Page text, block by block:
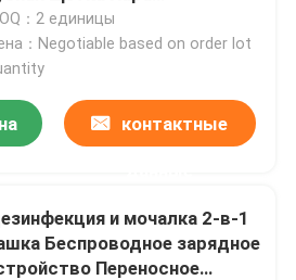
электрическая
щетка
：2 единицы
：Negotiable based on order lot
контактные
и мочалка 2-в-1
Беспроводное зарядное
Переносное